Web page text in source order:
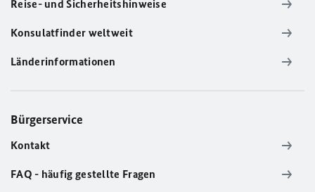
Reise- und Sicherheitshinweise
Konsulatfinder weltweit
Länderinformationen
Bürgerservice
Kontakt
FAQ - häufig gestellte Fragen